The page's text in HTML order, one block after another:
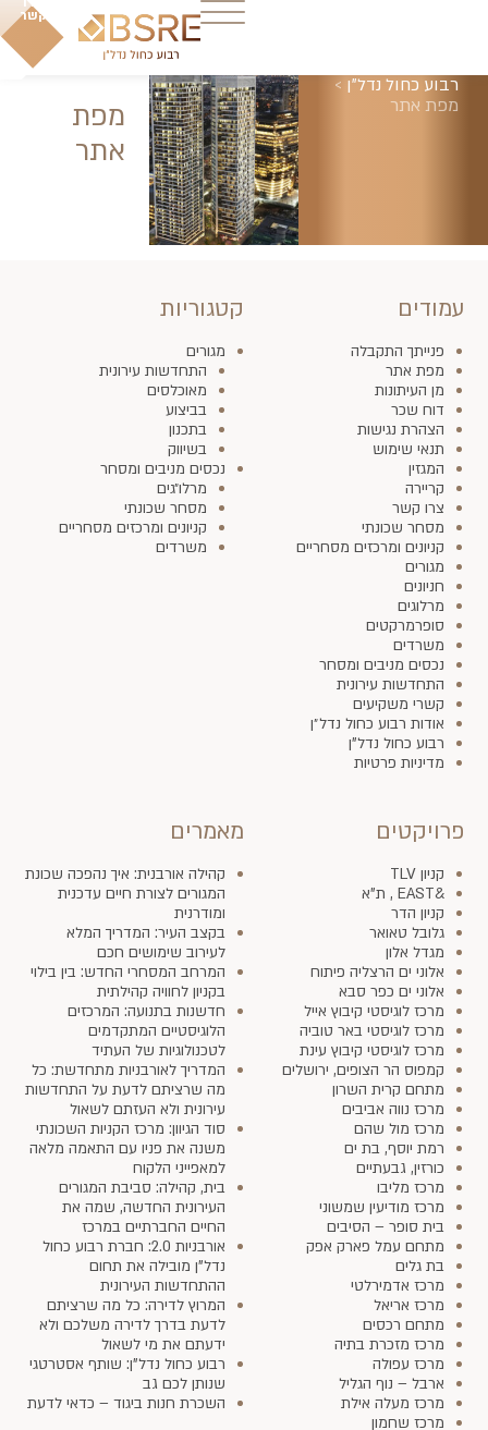
קשר
רבוע כחול נדל"ן >
מפת אתר
מפת
אתר
עמודים
פנייתך התקבלה
מפת אתר
מן העיתונות
דוח שכר
הצהרת נגישות
תנאי שימוש
המגזין
קריירה
צרו קשר
מסחר שכונתי
קניונים ומרכזים מסחריים
מגורים
חניונים
מרלוגים
סופרמרקטים
משרדים
נכסים מניבים ומסחר
התחדשות עירונית
קשרי משקיעים
אודות רבוע כחול נדל״ן
רבוע כחול נדל"ן
מדיניות פרטיות
קטגוריות
מגורים
התחדשות עירונית
מאוכלסים
בביצוע
בתכנון
בשיווק
נכסים מניבים ומסחר
מרלו״גים
מסחר שכונתי
קניונים ומרכזים מסחריים
משרדים
פרויקטים
קניון TLV
&EAST , ת"א
קניון הדר
גלובל טאואר
מגדל אלון
אלוני ים הרצליה פיתוח
אלוני ים כפר סבא
מרכז לוגיסטי קיבוץ אייל
מרכז לוגיסטי באר טוביה
מרכז לוגיסטי קיבוץ עינת
קמפוס הר הצופים, ירושלים
מתחם קרית השרון
מרכז נווה אביבים
מרכז מול שהם
רמת יוסף, בת ים
כורזין, גבעתיים
מרכז מליבו
מרכז מודיעין שמשוני
בית סופר – הסיבים
מתחם עמל פארק אפק
בת גלים
מרכז אדמירלטי
מרכז אריאל
מתחם רכסים
מרכז מזכרת בתיה
מרכז עפולה
ארבל – נוף הגליל
מרכז מעלה אילת
מרכז שחמון
מאמרים
קהילה אורבנית: איך נהפכה שכונת
המגורים לצורת חיים עדכנית
ומודרנית
בקצב העיר: המדריך המלא
לעירוב שימושים חכם
המרחב המסחרי החדש: בין בילוי
בקניון לחוויה קהילתית
חדשנות בתנועה: המרכזים
הלוגיסטיים המתקדמים
לטכנולוגיות של העתיד
המדריך לאורבניות מתחדשת: כל
מה שרציתם לדעת על התחדשות
עירונית ולא העזתם לשאול
סוד הגיוון: מרכז הקניות השכונתי
משנה את פניו עם התאמה מלאה
למאפייני הלקוח
בית, קהילה: סביבת המגורים
העירונית החדשה, שמה את
החיים החברתיים במרכז
אורבניות 2.0: חברת רבוע כחול
נדל"ן מובילה את תחום
ההתחדשות העירונית
המרוץ לדירה: כל מה שרציתם
לדעת בדרך לדירה משלכם ולא
ידעתם את מי לשאול
רבוע כחול נדל"ן: שותף אסטרטגי
שנותן לכם גב
השכרת חנות ביגוד – כדאי לדעת